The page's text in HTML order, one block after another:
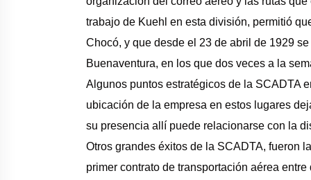
trabajo de Kuehl en esta división, permitió
Chocó, y que desde el 23 de abril de 1929
Buenaventura, en los que dos veces a la
Algunos puntos estratégicos de la SCADTA
ubicación de la empresa en estos lugares
su presencia allí puede relacionarse con la
Otros grandes éxitos de la SCADTA, fueron
primer contrato de transportación aérea